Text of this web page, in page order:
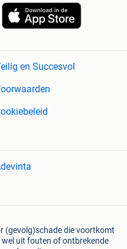
en Succesvol
(gevolg)schade die voortkomt
uit fouten of ontbrekende